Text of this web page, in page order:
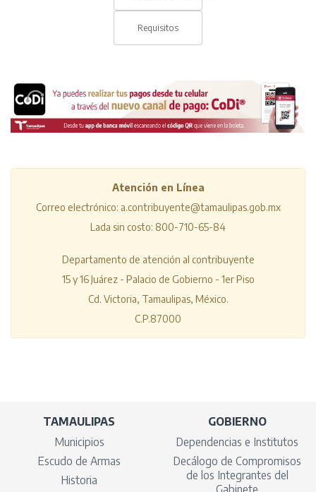
Requisitos
Atención en Línea
Correo electrónico: a.contribuyente@tamaulipas.gob.mx
Lada sin costo: 800-710-65-84
Departamento de atención al contribuyente
15 y 16 Juárez - Palacio de Gobierno - 1er Piso
Cd. Victoria, Tamaulipas, México.
C.P.87000
TAMAULIPAS
Municipios
Escudo de Armas
Historia
GOBIERNO
Dependencias e Institutos
Decálogo de Compromisos
de los Integrantes del
Gabinete